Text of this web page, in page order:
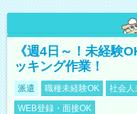
《週4日～！未経験
ッキング作業！
派遣 職種未経験OK 社会人
WEB登録・面接OK